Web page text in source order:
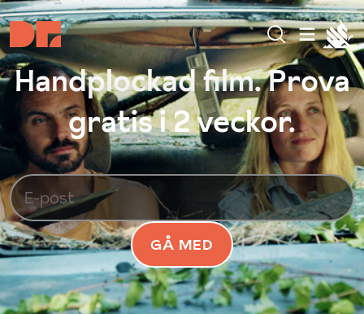
Handplockad film. Prova
gratis i 2 veckor.
GÅ MED